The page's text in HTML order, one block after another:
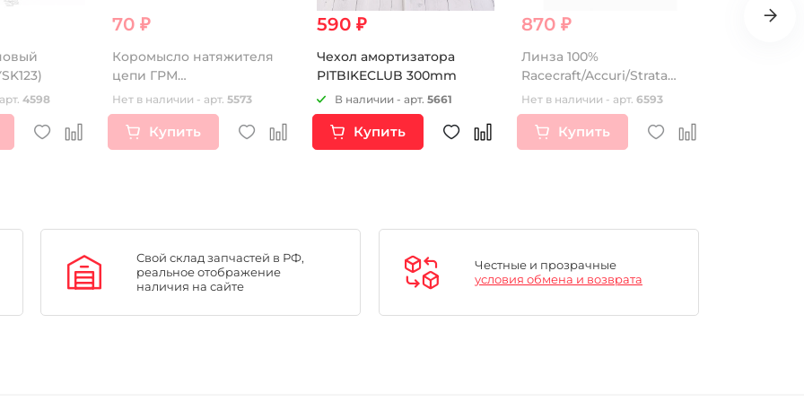
4598
70 ₽
Коромысло натяжителя
цепи ГРМ
139FMB,147FMH,152FMH,154FMI
Нет в наличии - арт. 5573
Купить
590 ₽
Чехол амортизатора
PITBIKECLUB 300mm
В наличии - арт. 5661
Купить
870 ₽
Линза 100%
Racecraft/Accuri/Strata
Vented Dual Pane Lens
Anti-Fog Persimmon
(51006-046-02)
Нет в наличии - арт. 6593
Купить
6 693 ₽
Свой склад запчастей в РФ,
реальное отображение
наличия на сайте
Честные и прозрачные
условия обмена и возврата